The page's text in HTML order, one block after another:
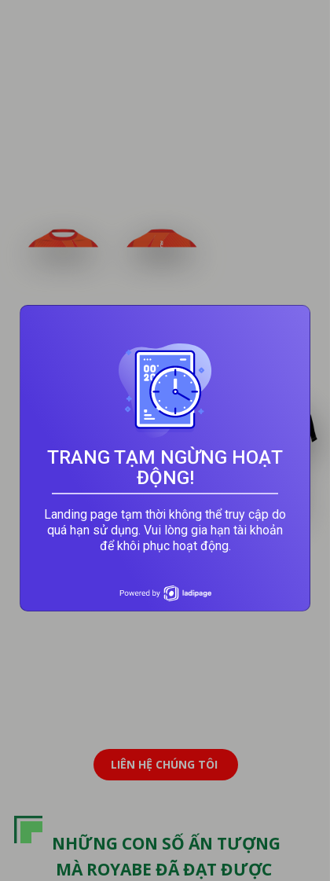
LIÊN HỆ CHÚNG TÔI
NHỮNG CON SỐ ẤN TƯỢNG
MÀ ROYABE ĐÃ ĐẠT ĐƯỢC
TRANG TẠM NGỪNG HOẠT
ĐỘNG!
Landing page tạm thời không thể truy cập do
quá hạn sử dụng. Vui lòng gia hạn tài khoản
để khôi phục hoạt động.